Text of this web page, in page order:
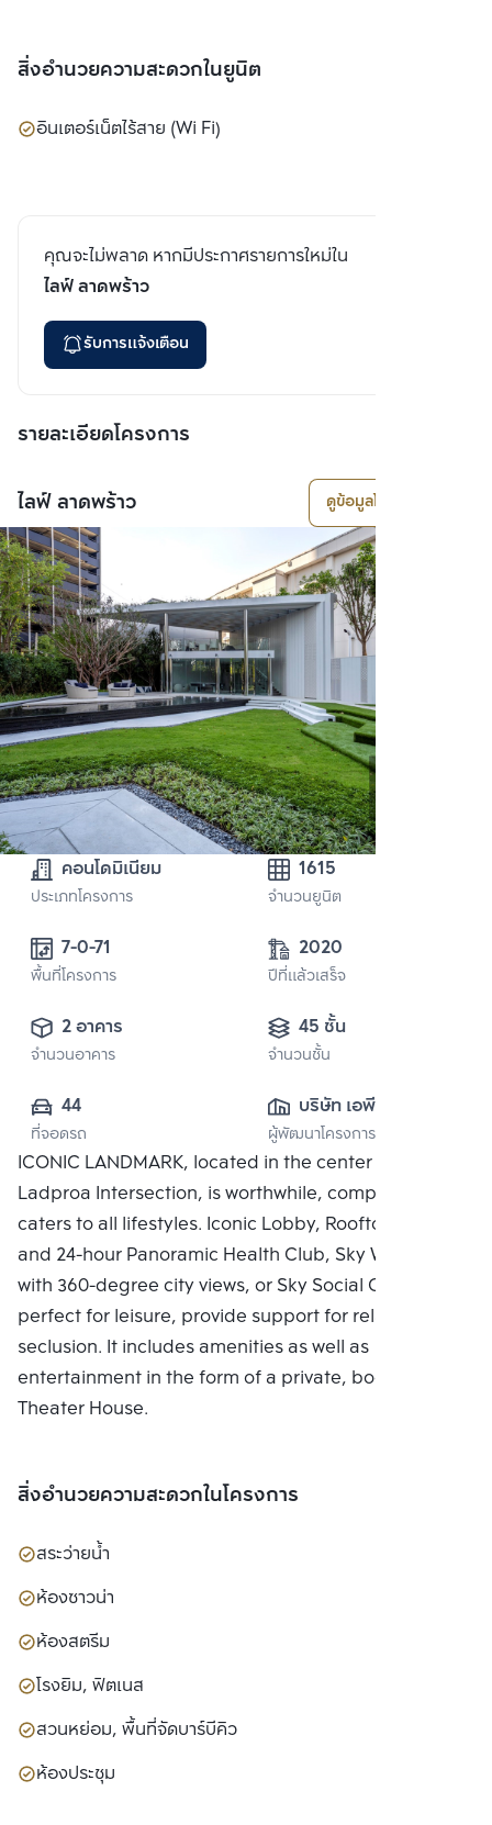
สิ่งอำนวยความสะดวกในยูนิต
อินเตอร์เน็ตไร้สาย (Wi Fi)
คุณจะไม่พลาด หากมีประกาศรายการใหม่ใน
ไลฟ์ ลาดพร้าว
รับการแจ้งเตือน
รายละเอียดโครงการ
ไลฟ์ ลาดพร้าว ดูข้อมูลโครงการ
คอนโดมิเนียม
ประเภทโครงการ
1615
จำนวนยูนิต
7-0-71
พื้นที่โครงการ
2020
ปีที่แล้วเสร็จ
2 อาคาร
จำนวนอาคาร
45 ชั้น
จำนวนชั้น
44
ที่จอดรถ
บริษัท เอพี (รัช
โยธิน) จำกัด
ผู้พัฒนาโครงการ
ICONIC LANDMARK, located in the center of the
Ladproa Intersection, is worthwhile, complete, and
caters to all lifestyles. Iconic Lobby, Rooftop Facilities
and 24-hour Panoramic Health Club, Sky Work Space
with 360-degree city views, or Sky Social Club,
perfect for leisure, provide support for relaxing in
seclusion. It includes amenities as well as
entertainment in the form of a private, bookable
Theater House.
สิ่งอำนวยความสะดวกในโครงการ
สระว่ายน้ำ
ห้องซาวน่า
ห้องสตรีม
โรงยิม, ฟิตเนส
สวนหย่อม, พื้นที่จัดบาร์บีคิว
ห้องประชุม